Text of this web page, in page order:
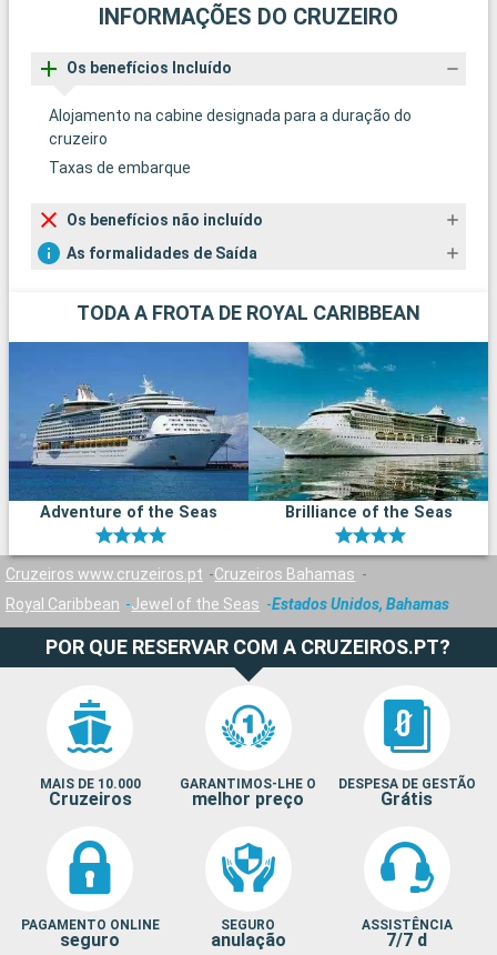
INFORMAÇÕES DO CRUZEIRO
Os benefícios Incluído
Alojamento na cabine designada para a duração do
cruzeiro
Taxas de embarque
Os benefícios não incluído
As formalidades de Saída
TODA A FROTA DE ROYAL CARIBBEAN
Adventure of the Seas Brilliance of the Seas
Cruzeiros www.cruzeiros.pt
Cruzeiros Bahamas
Royal Caribbean
Jewel of the Seas Estados Unidos, Bahamas
POR QUE RESERVAR COM A CRUZEIROS.PT?
MAIS DE 10.000
Cruzeiros
GARANTIMOS-LHE O
melhor preço
DESPESA DE GESTÃO
Grátis
PAGAMENTO ONLINE
seguro
SEGURO
anulação
ASSISTÊNCIA
7/7 d